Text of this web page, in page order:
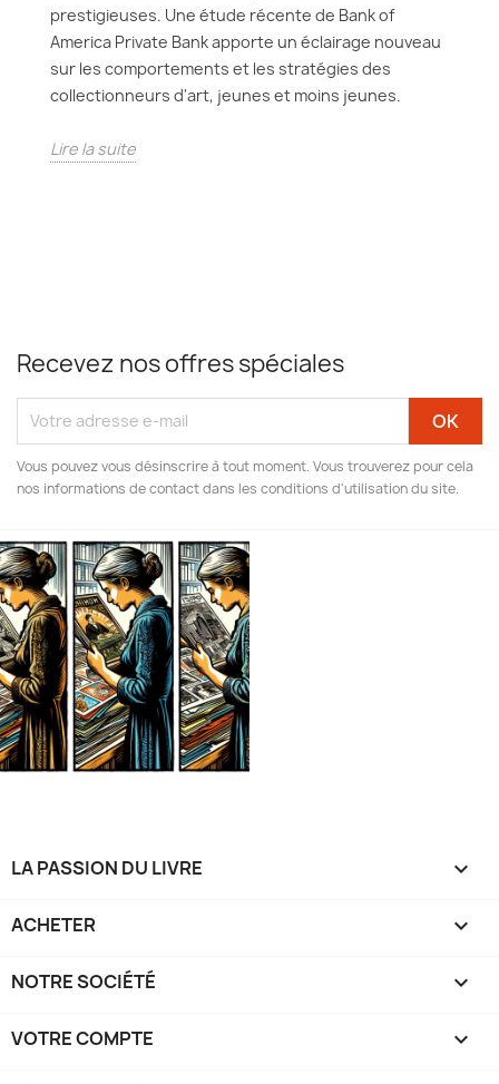
prestigieuses. Une étude récente de Bank of
America Private Bank apporte un éclairage nouveau
sur les comportements et les stratégies des
collectionneurs d'art, jeunes et moins jeunes.
Lire la suite
Recevez nos offres spéciales
Vous pouvez vous désinscrire à tout moment. Vous trouverez pour cela
nos informations de contact dans les conditions d'utilisation du site.
LA PASSION DU LIVRE 
ACHETER 
NOTRE SOCIÉTÉ 
VOTRE COMPTE 